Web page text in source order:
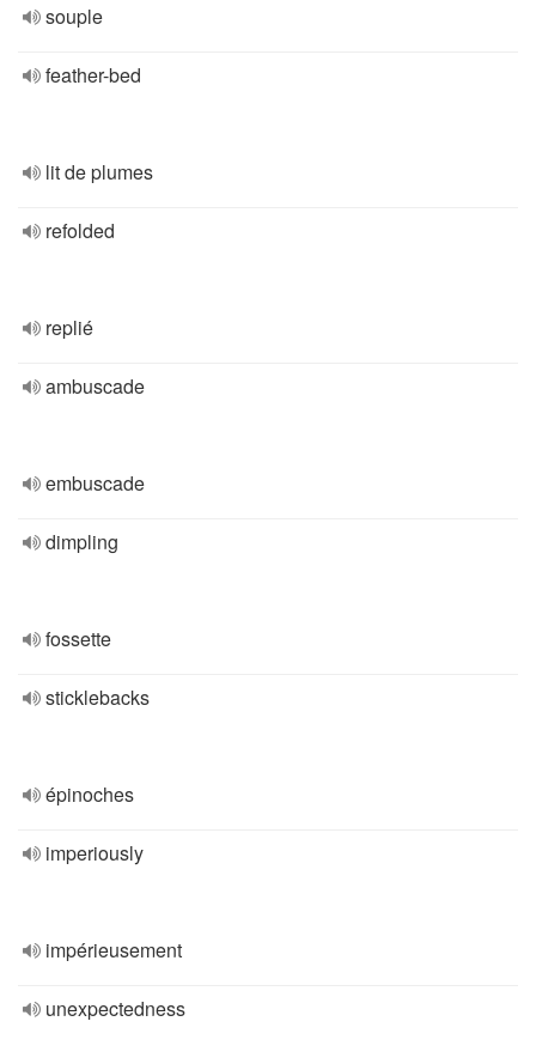
souple
feather-bed
lit de plumes
refolded
replié
ambuscade
embuscade
dimpling
fossette
sticklebacks
épinoches
imperiously
impérieusement
unexpectedness